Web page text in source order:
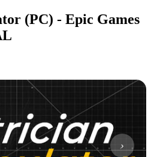
(PC) - Epic Games